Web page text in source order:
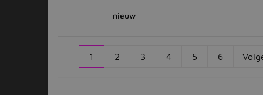
nieuw
1 2 3 4 5 6